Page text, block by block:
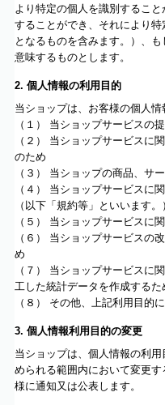
より特定の個人を識別するこ
することができ、それにより
となるものを含みます。）、
意味するものとします。
2. 個人情報の利用目的
当ショップは、お客様の個人情
（１） 当ショップサービスの
（２） 当ショップサービスに
のため
（３） 当ショップの商品、サ
（４） 当ショップサービスに
（以下「規約等」といいます
（５） 当ショップサービスに
（６） 当ショップサービスの
め
（７） 当ショップサービスに
工した統計データを作成するた
（８） その他、上記利用目的
3. 個人情報利用目的の変更
当ショップは、個人情報の利
められる範囲内において変更
様に通知又は公表します。